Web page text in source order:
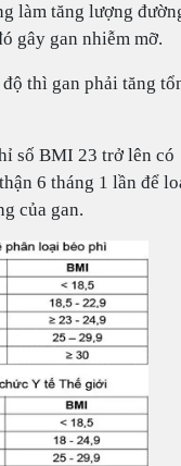
làm tăng lượng
gây gan nhiễm mỡ.
thì gan phải tăng
số BMI 23 trở lên có
6 tháng 1 lần để
của gan.